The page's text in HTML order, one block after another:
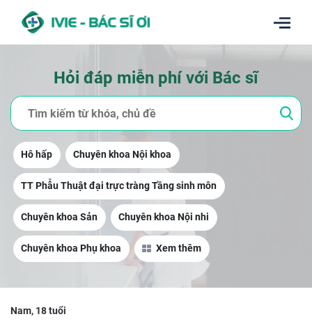
Hỏi đáp miễn phí với Bác sĩ
Hô hấp Chuyên khoa Nội khoa
TT Phẫu Thuật đại trực tràng Tầng sinh môn
Chuyên khoa Sản Chuyên khoa Nội nhi
Chuyên khoa Phụ khoa Xem thêm
Nam, 18 tuổi